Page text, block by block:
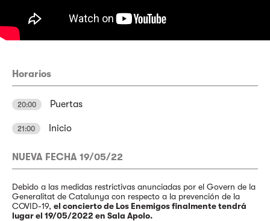
Horarios
20:00 Puertas
21:00 Inicio
NUEVA FECHA 19/05/22
Debido a las medidas restrictivas anunciadas por el Govern de la
Generalitat de Catalunya con respecto a la prevención de la
COVID-19, el concierto de Los Enemigos finalmente tendrá
lugar el 19/05/2022 en Sala Apolo.